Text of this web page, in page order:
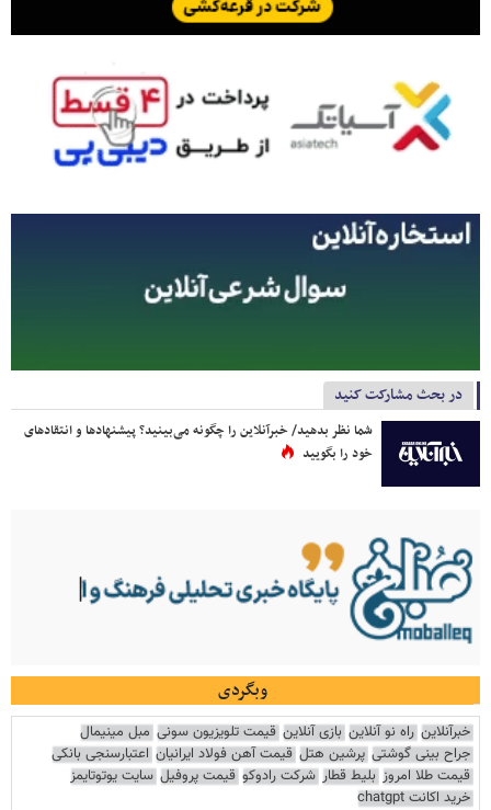
در بحث مشارکت کنید
شما نظر بدهید/ خبرآنلاین را چگونه می‌بینید؟ پیشنهادها و انتقادهای
خود را بگویید
وبگردی
خبرآنلاین راه نو آنلاین بازی آنلاین قیمت تلویزیون سونی مبل مینیمال
جراح بینی گوشتی پرشین هتل قیمت آهن فولاد ایرانیان اعتبارسنجی بانکی
قیمت طلا امروز بلیط قطار شرکت رادوکو قیمت پروفیل سایت یوتوتایمز
خرید اکانت chatgpt